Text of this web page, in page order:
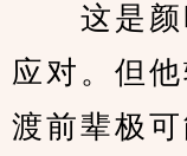
这是颜
应对。但
渡前辈极